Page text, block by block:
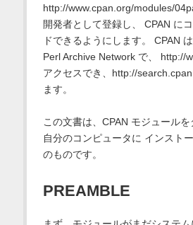
http://www.cpan.org/modules/
開発者として登録し、 CPAN に
ドできるようにします。 CPAN
Perl Archive Network で、 http://
アクセスでき、http://
ます。
この文書は、CPAN モジュール
自分のコンピュータに インスト
のものです。
PREAMBLE